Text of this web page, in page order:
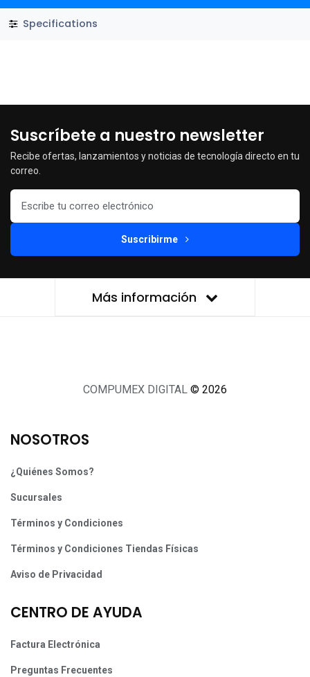
Specifications
Suscríbete a nuestro newsletter
Recibe ofertas, lanzamientos y noticias de tecnología directo en tu
correo.
Suscribirme
Más información
COMPUMEX DIGITAL © 2026
NOSOTROS
¿Quiénes Somos?
Sucursales
Términos y Condiciones
Términos y Condiciones Tiendas Físicas
Aviso de Privacidad
CENTRO DE AYUDA
Factura Electrónica
Preguntas Frecuentes